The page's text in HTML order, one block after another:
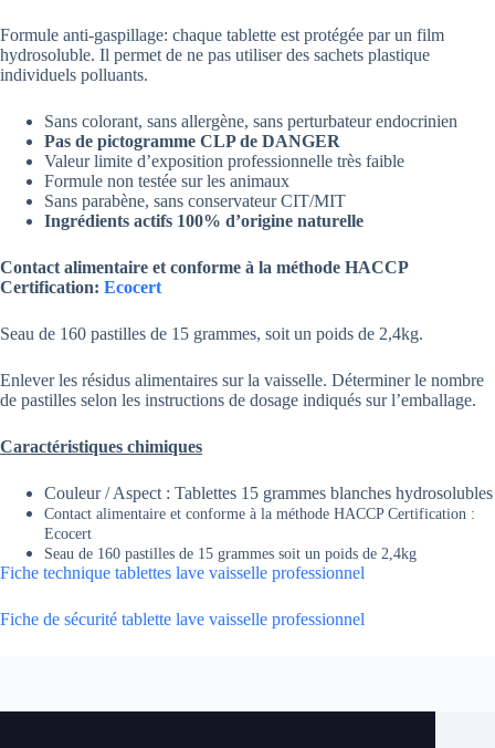
Formule anti-gaspillage: chaque tablette est protégée par un film
hydrosoluble. Il permet de ne pas utiliser des sachets plastique
individuels polluants.
Sans colorant, sans allergène, sans perturbateur endocrinien
Pas de pictogramme CLP de DANGER
Valeur limite d’exposition professionnelle très faible
Formule non testée sur les animaux
Sans parabène, sans conservateur CIT/MIT
Ingrédients actifs 100% d’origine naturelle
Contact alimentaire et conforme à la méthode HACCP
Certification: Ecocert
Seau de 160 pastilles de 15 grammes, soit un poids de 2,4kg.
Enlever les résidus alimentaires sur la vaisselle. Déterminer le nombre
de pastilles selon les instructions de dosage indiqués sur l’emballage.
Caractéristiques chimiques
Couleur / Aspect : Tablettes 15 grammes blanches hydrosolubles
Contact alimentaire et conforme à la méthode HACCP Certification :
Ecocert
Seau de 160 pastilles de 15 grammes soit un poids de 2,4kg
Fiche technique tablettes lave vaisselle professionnel
Fiche de sécurité tablette lave vaisselle professionnel